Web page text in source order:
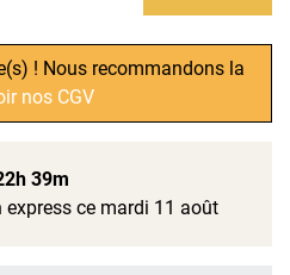
! Nous recommandons la
nos CGV
39m
express ce mardi 11 août